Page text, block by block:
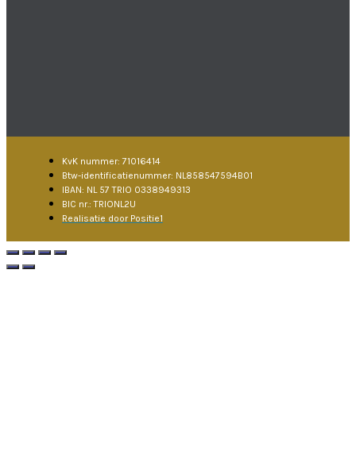
KvK nummer: 71016414
Btw-identificatienummer: NL858547594B01
IBAN: NL 57 TRIO 0338949313
BIC nr.: TRIONL2U
Realisatie door Positie1